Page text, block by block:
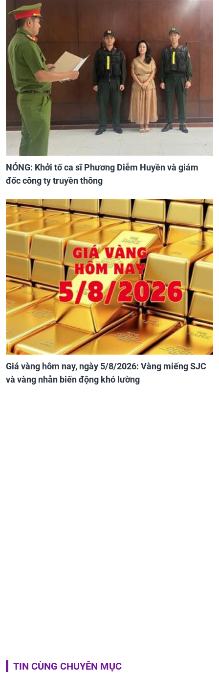
NÓNG: Khởi tố ca sĩ Phương Diễm Huyền và giám
đốc công ty truyền thông
Giá vàng hôm nay, ngày 5/8/2026: Vàng miếng SJC
và vàng nhẫn biến động khó lường
TIN CÙNG CHUYÊN MỤC